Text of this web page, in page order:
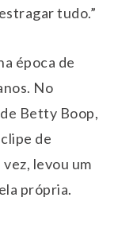
tudo.”
época de
No
Betty Boop,
de
levou um
própria.